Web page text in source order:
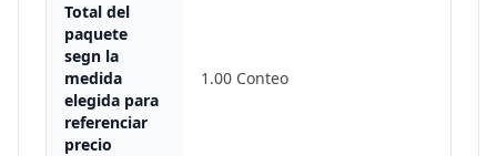
Total del
paquete
segn la
medida
elegida para
referenciar
precio
1.00 Conteo